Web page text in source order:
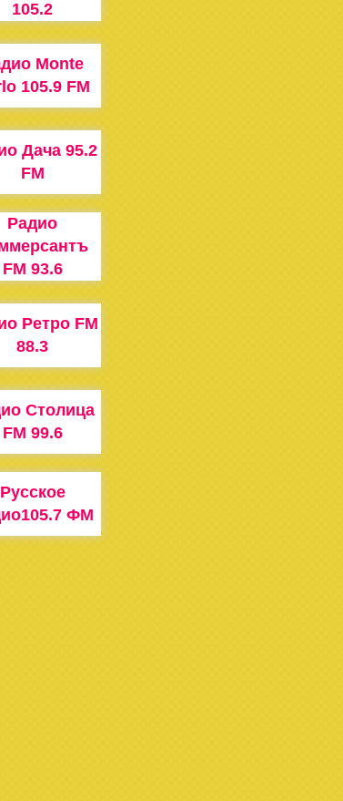
105.2
Monte
105.9 FM
Дача 95.2
FM
Радио
FM 93.6
Ретро FM
88.3
Столица
FM 99.6
Русское
ФМ